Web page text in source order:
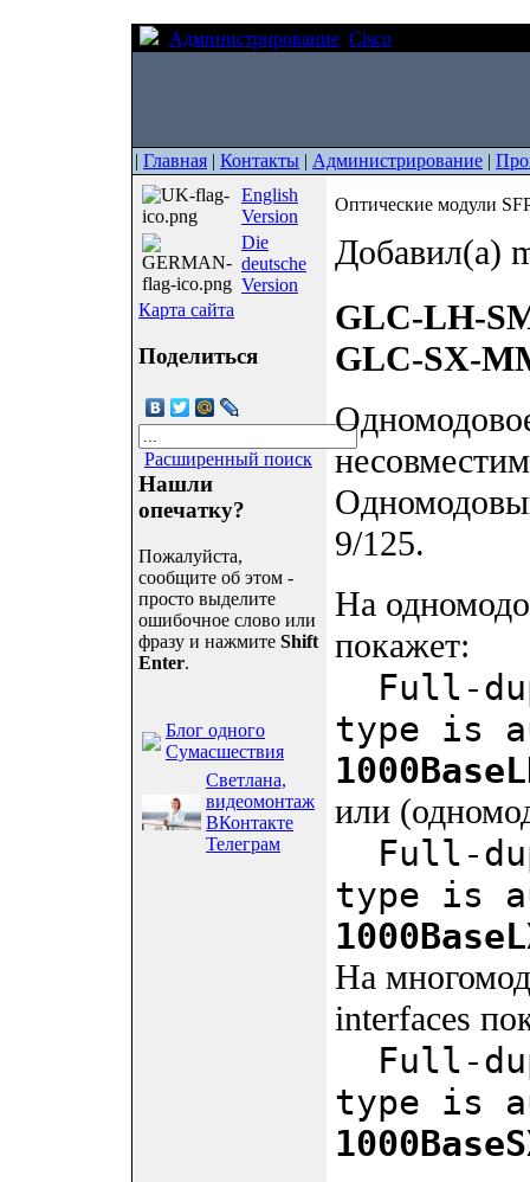
Администрирование Cisco
| Главная | Контакты | Администрирование |
English
Version
Die
deutsche
Version
Карта сайта
Поделиться
Расширенный поиск
Нашли
опечатку?
Пожалуйста,
сообщите об этом -
просто выделите
ошибочное слово или
фразу и нажмите Shift
Enter.
Блог одного
Сумасшествия
Светлана,
видеомонтаж
ВКонтакте
Телеграм
Оптические модули
Добавил(а)
GLC-LH-
GLC-SX-
9/125.
На
покажет:
Full-
type is
или
Full-
type is
На
interfaces
Full-
type is